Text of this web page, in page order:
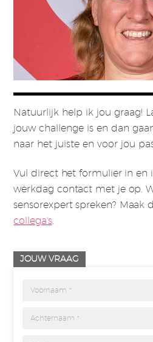
Natuurlijk help ik jou graag!
jouw challenge is en dan
naar het juiste en voor jou
Vul direct het formulier in en
werkdag contact met je op.
sensorexpert spreken? Maak
collega's.
JOUW VRAAG